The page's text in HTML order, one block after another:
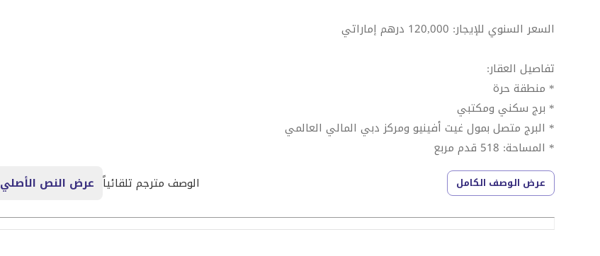
السعر السنوي للإيجار: 120,000 درهم إماراتي
تفاصيل العقار:
* منطقة حرة
* برج سكني ومكتبي
* البرج متصل بمول غيت أفينيو ومركز دبي المالي العالمي
* المساحة: 518 قدم مربع
* بالقرب من محطة مترو المركز المالي
* مكتب مساعدة وأمن على مدار 24 ساعة
عرض الوصف الكامل الوصف مترجم تلقائياً عرض النص الأصلي